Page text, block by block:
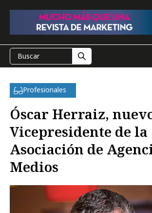
Profesionales
Óscar Herraiz,
Vicepresidente de la
Asociación de
Medios